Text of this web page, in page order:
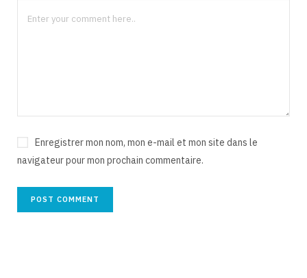
Enregistrer mon nom, mon e-mail et mon site dans le
navigateur pour mon prochain commentaire.